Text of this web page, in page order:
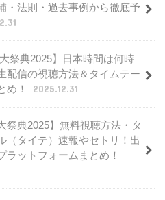
・法則・過去事例から徹底予
大祭典2025】日本時間は何時
配信の視聴方法＆タイムテー
め！
2025.12.31
祭典2025】無料視聴方法・タ
（タイテ）速報やセトリ！出
ラットフォームまとめ！